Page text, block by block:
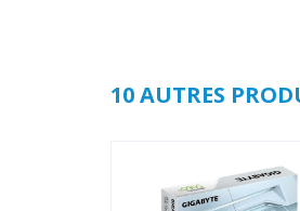
10 AUTRES